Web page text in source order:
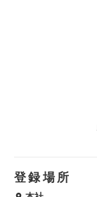
登録場所